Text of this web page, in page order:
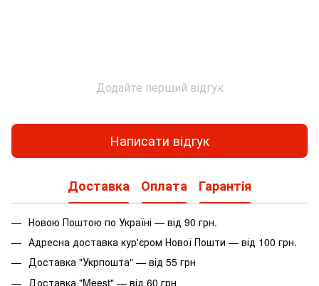
Додайте перший відгук
Написати відгук
Доставка Оплата Гарантія
Новою Поштою по Україні — від 90 грн.
Адресна доставка кур'єром Нової Пошти — від 100 грн.
Доставка "Укрпошта" — від 55 грн
Доставка "Meest" — від 60 грн